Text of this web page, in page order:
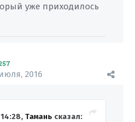
уже приходилось
2016
Тамань сказал: